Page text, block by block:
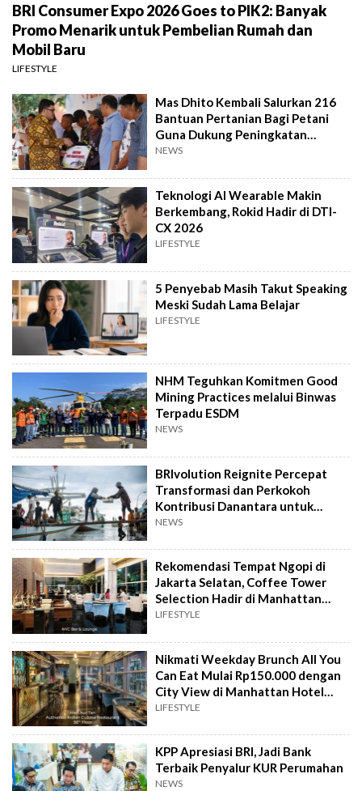
BRI Consumer Expo 2026 Goes to PIK2: Banyak
Promo Menarik untuk Pembelian Rumah dan
Mobil Baru
LIFESTYLE
Mas Dhito Kembali Salurkan 216
Bantuan Pertanian Bagi Petani
Guna Dukung Peningkatan
Produksi
NEWS
Teknologi AI Wearable Makin
Berkembang, Rokid Hadir di DTI-
CX 2026
LIFESTYLE
5 Penyebab Masih Takut Speaking
Meski Sudah Lama Belajar
LIFESTYLE
NHM Teguhkan Komitmen Good
Mining Practices melalui Binwas
Terpadu ESDM
NEWS
BRIvolution Reignite Percepat
Transformasi dan Perkokoh
Kontribusi Danantara untuk
Ekonomi Nasional
NEWS
Rekomendasi Tempat Ngopi di
Jakarta Selatan, Coffee Tower
Selection Hadir di Manhattan
Hotel Jakarta
LIFESTYLE
Nikmati Weekday Brunch All You
Can Eat Mulai Rp150.000 dengan
City View di Manhattan Hotel
Jakarta
LIFESTYLE
KPP Apresiasi BRI, Jadi Bank
Terbaik Penyalur KUR Perumahan
NEWS